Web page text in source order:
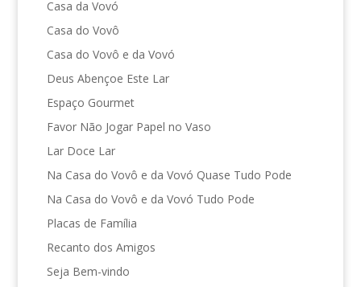
Casa da Vovó
Casa do Vovô
Casa do Vovô e da Vovó
Deus Abençoe Este Lar
Espaço Gourmet
Favor Não Jogar Papel no Vaso
Lar Doce Lar
Na Casa do Vovô e da Vovó Quase Tudo Pode
Na Casa do Vovô e da Vovó Tudo Pode
Placas de Família
Recanto dos Amigos
Seja Bem-vindo